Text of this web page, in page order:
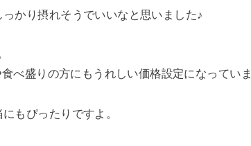
かり摂れそうでいいなと思いました♪
べ盛りの方にもうれしい価格設定になっていま
もぴったりですよ。